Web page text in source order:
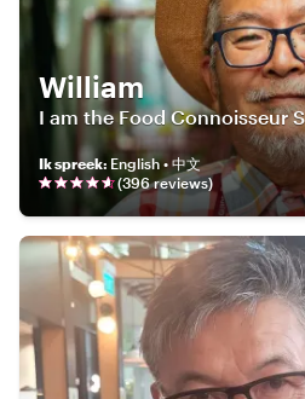
William
I am the Food Connoisseur
Ik spreek: English • 中文
(396reviews)